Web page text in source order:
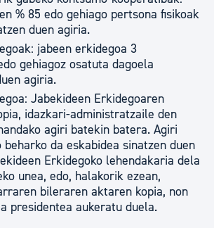
% 85 edo gehiago pertsona fisikoak
duen agiria.
jabeen erkidegoa 3
gehiagoz osatuta dagoela
agiria.
Jabekideen Erkidegoaren
idazkari-administratzaile den
agiri batekin batera. Agiri
da eskabidea sinatzen duen
Erkidegoko lehendakaria dela
unea, edo, halakorik ezean,
bileraren aktaren kopia, non
presidentea aukeratu duela.